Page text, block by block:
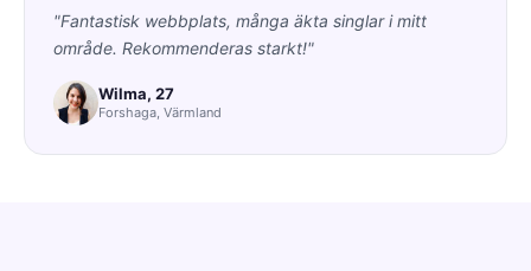
"Fantastisk webbplats, många äkta singlar i mitt
område. Rekommenderas starkt!"
Wilma, 27
Forshaga, Värmland